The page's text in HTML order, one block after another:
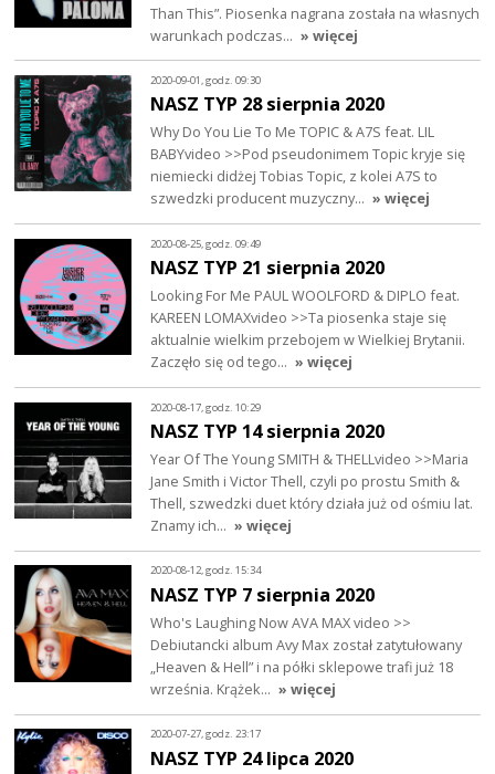
Than This”. Piosenka nagrana została na własnych
warunkach podczas… » więcej
2020-09-01, godz. 09:30
NASZ TYP 28 sierpnia 2020
Why Do You Lie To Me TOPIC & A7S feat. LIL
BABYvideo >>Pod pseudonimem Topic kryje się
niemiecki didżej Tobias Topic, z kolei A7S to
szwedzki producent muzyczny… » więcej
2020-08-25, godz. 09:49
NASZ TYP 21 sierpnia 2020
Looking For Me PAUL WOOLFORD & DIPLO feat.
KAREEN LOMAXvideo >>Ta piosenka staje się
aktualnie wielkim przebojem w Wielkiej Brytanii.
Zaczęło się od tego… » więcej
2020-08-17, godz. 10:29
NASZ TYP 14 sierpnia 2020
Year Of The Young SMITH & THELLvideo >>Maria
Jane Smith i Victor Thell, czyli po prostu Smith &
Thell, szwedzki duet który działa już od ośmiu lat.
Znamy ich… » więcej
2020-08-12, godz. 15:34
NASZ TYP 7 sierpnia 2020
Who's Laughing Now AVA MAX video >>
Debiutancki album Avy Max został zatytułowany
„Heaven & Hell” i na półki sklepowe trafi już 18
września. Krążek… » więcej
2020-07-27, godz. 23:17
NASZ TYP 24 lipca 2020